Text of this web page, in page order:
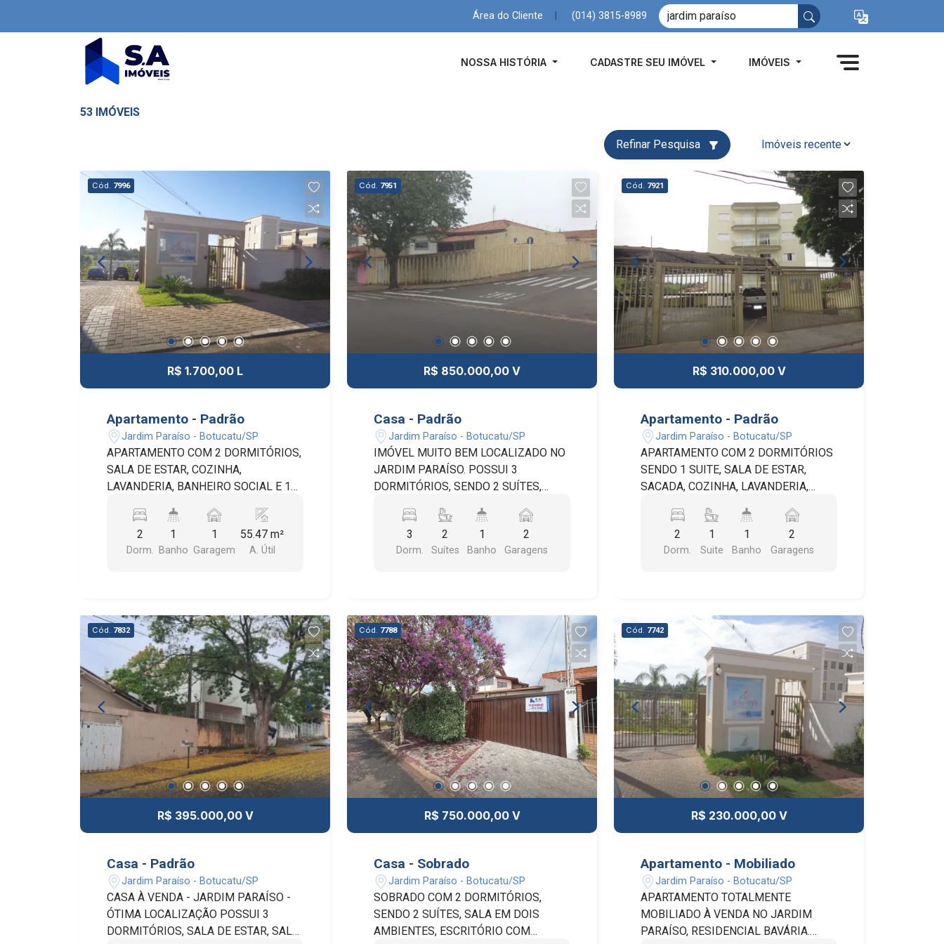
Área do Cliente (014) 3815-8989
NOSSA HISTÓRIA CADASTRE SEU IMÓVEL IMÓVEIS
53 IMÓVEIS
Refinar Pesquisa
Cód. 7996
R$ 1.700,00 L
Apartamento - Padrão
Jardim Paraíso - Botucatu/SP
APARTAMENTO COM 2 DORMITÓRIOS,
SALA DE ESTAR, COZINHA,
LAVANDERIA, BANHEIRO SOCIAL E 1
POSSUI ARMÁRIOS PLANEJADOS NA
COZINHA, FOGÃO, SOFÁ, RACK, 2
CAMAS DE SOLTEIRO COM COLCHÃO,
AUTOMÁTICO, INTERFONE,
CHURRASQUEIRA, SALÃO DE FESTAS
E MERCADINHO. IPTU INCLUSO
2
Dorm.
1
Banho
1
Garagem
55.47 m²
A. Útil
Cód. 7951
R$ 850.000,00 V
Casa - Padrão
Jardim Paraíso - Botucatu/SP
IMÓVEL MUITO BEM LOCALIZADO NO
JARDIM PARAÍSO. POSSUI 3
DORMITÓRIOS, SENDO 2 SUÍTES,
COZINHA, LAVANDERIA, QUARTO DE
SERVIÇO, BANHEIRO SOCIAL, QUINTAL
E 2 VAGAS DE GARAGEM COBERTAS.
3
Dorm.
2
Suítes
1
Banho
2
Garagens
Cód. 7921
R$ 310.000,00 V
Apartamento - Padrão
Jardim Paraíso - Botucatu/SP
APARTAMENTO COM 2 DORMITÓRIOS
SENDO 1 SUITE, SALA DE ESTAR,
SACADA, COZINHA, LAVANDERIA,
GARAGEM COBERTAS. O
APARTAMENTO POSSUI ELEVADOR,
PORTÃO AUTOMÁTICO, INTERFONE E
2
Dorm.
1
Suite
1
Banho
2
Garagens
Cód. 7832
R$ 395.000,00 V
Casa - Padrão
Jardim Paraíso - Botucatu/SP
CASA À VENDA - JARDIM PARAÍSO -
ÓTIMA LOCALIZAÇÃO POSSUI 3
DORMITÓRIOS, SALA DE ESTAR, SALA
Cód. 7788
R$ 750.000,00 V
Casa - Sobrado
Jardim Paraíso - Botucatu/SP
SOBRADO COM 2 DORMITÓRIOS,
SENDO 2 SUÍTES, SALA EM DOIS
AMBIENTES, ESCRITÓRIO COM
Cód. 7742
R$ 230.000,00 V
Apartamento - Mobiliado
Jardim Paraíso - Botucatu/SP
APARTAMENTO TOTALMENTE
MOBILIADO À VENDA NO JARDIM
PARAÍSO, RESIDENCIAL BAVÁRIA.